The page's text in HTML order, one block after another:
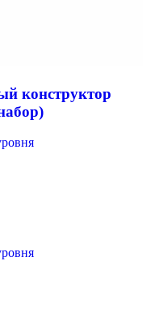
конструктор